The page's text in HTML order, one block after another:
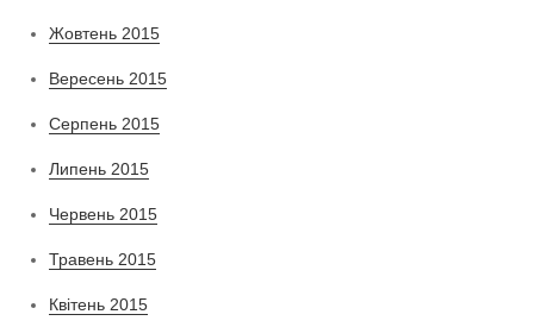
Жовтень 2015
Вересень 2015
Серпень 2015
Липень 2015
Червень 2015
Травень 2015
Квітень 2015